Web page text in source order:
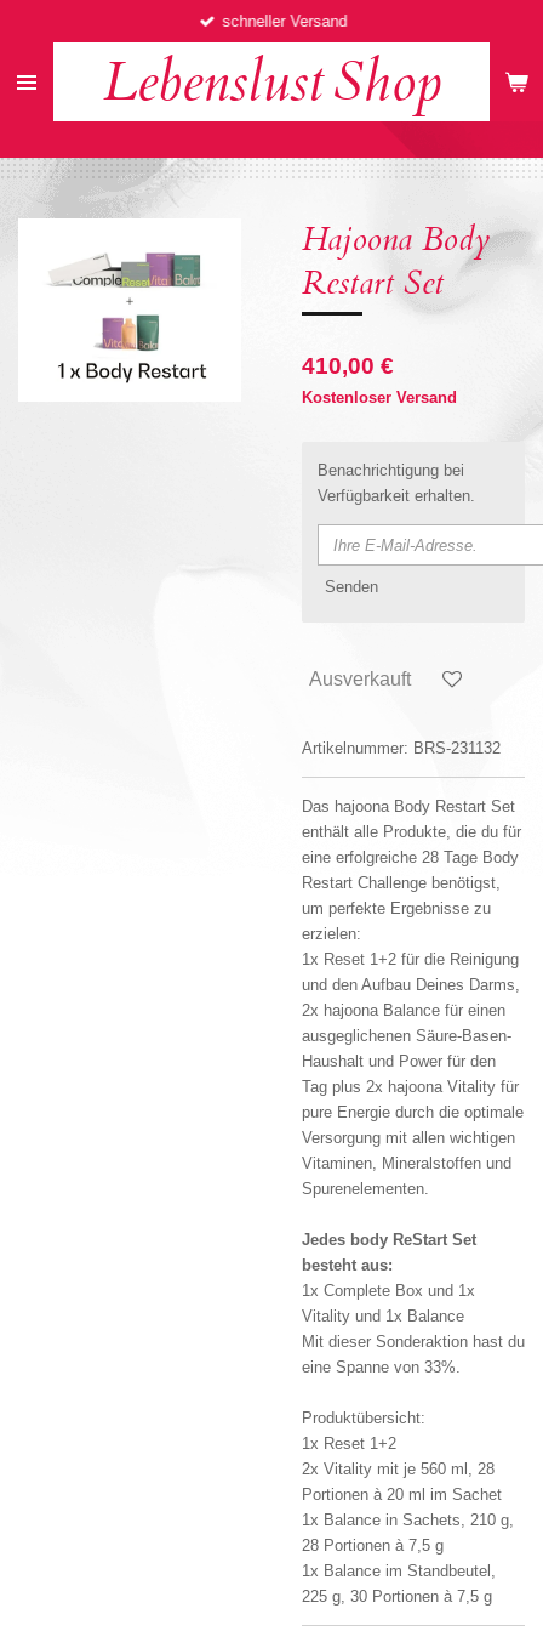
springen
LebenslustShop
schneller Versand
Hajoona Body
Restart Set
410,00 €
Kostenloser Versand
Benachrichtigung bei
Verfügbarkeit erhalten.
Senden
Ausverkauft
Artikelnummer: BRS-231132
Das hajoona Body Restart Set
enthält alle Produkte, die du für
eine erfolgreiche 28 Tage Body
Restart Challenge benötigst,
um perfekte Ergebnisse zu
erzielen:
1x Reset 1+2 für die Reinigung
und den Aufbau Deines Darms,
2x hajoona Balance für einen
ausgeglichenen Säure-Basen-
Haushalt und Power für den
Tag plus 2x hajoona Vitality für
pure Energie durch die optimale
Versorgung mit allen wichtigen
Vitaminen, Mineralstoffen und
Spurenelementen.
Jedes body ReStart Set
besteht aus:
1x Complete Box und 1x
Vitality und 1x Balance
Mit dieser Sonderaktion hast du
eine Spanne von 33%.
Produktübersicht:
1x Reset 1+2
2x Vitality mit je 560 ml, 28
Portionen à 20 ml im Sachet
1x Balance in Sachets, 210 g,
28 Portionen à 7,5 g
1x Balance im Standbeutel,
225 g, 30 Portionen à 7,5 g